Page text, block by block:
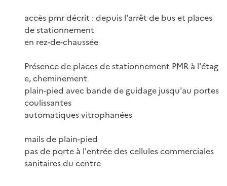
accès pmr décrit : depuis l'arrêt de bus et places
de stationnement
en rez-de-chaussée
Présence de places de stationnement PMR à l'étag
e, cheminement
plain-pied avec bande de guidage jusqu'au portes
coulissantes
automatiques vitrophanées
mails de plain-pied
pas de porte à l'entrée des cellules commerciales
sanitaires du centre